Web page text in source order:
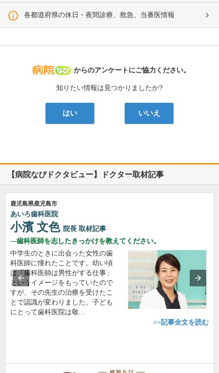
各都道府県の休日・夜間診療、救急、当番医情報
病院なび
からのアンケートにご協力ください。
知りたい情報は見つかりましたか?
はい いいえ
【病院なびドクタビュー】ドクター取材記事
鹿児島県鹿児島市
あいろ歯科医院
小濱 文色 院長 取材記事
歯科医師を志したきっかけを教えてください。
中学生のときに出会った女性の歯
科医師に憧れたことです。幼い頃
は「歯科医師は男性がする仕事」
というイメージをもっていたので
すが、その先生の治療を受けたこ
とで認識が変わりました。子ども
にとって歯科医院は敬…
>>記事全文を読む